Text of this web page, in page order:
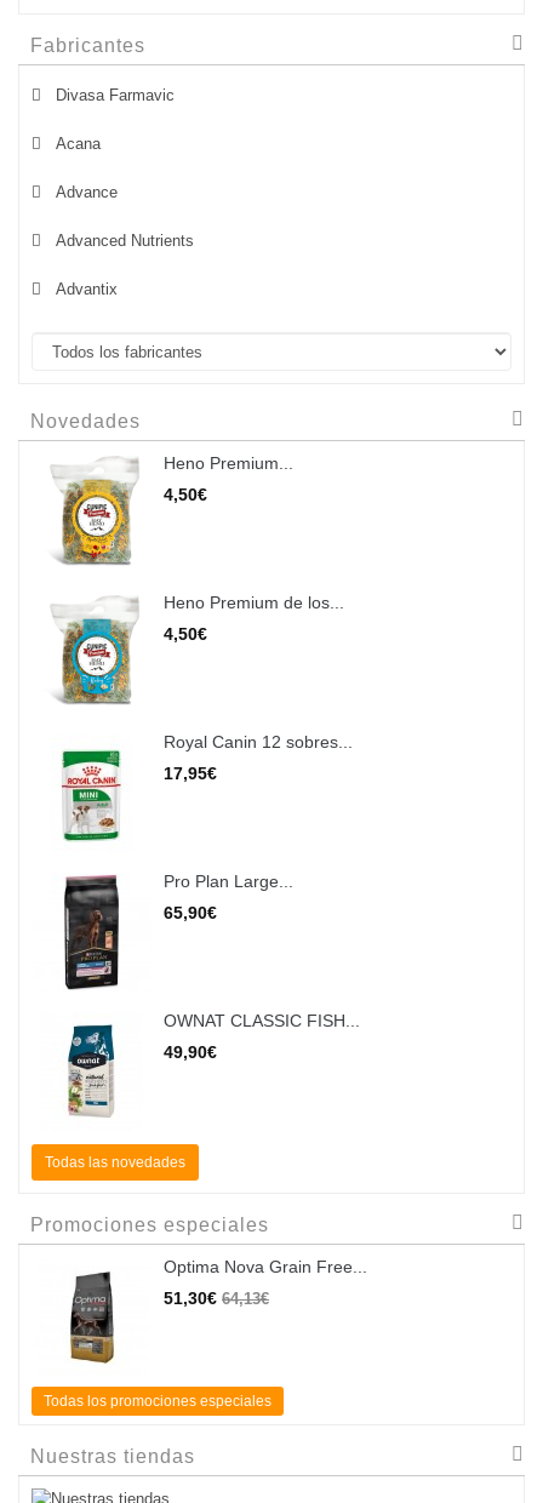
Fabricantes
Divasa Farmavic
Acana
Advance
Advanced Nutrients
Advantix
Novedades
Heno Premium...
4,50€
Heno Premium de los...
4,50€
Royal Canin 12 sobres...
17,95€
Pro Plan Large...
65,90€
OWNAT CLASSIC FISH...
49,90€
Todas las novedades
Promociones especiales
Optima Nova Grain Free...
51,30€ 64,13€
Todas los promociones especiales
Nuestras tiendas